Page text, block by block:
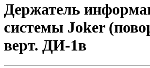
Держатель
системы Joker
верт. ДИ-1в